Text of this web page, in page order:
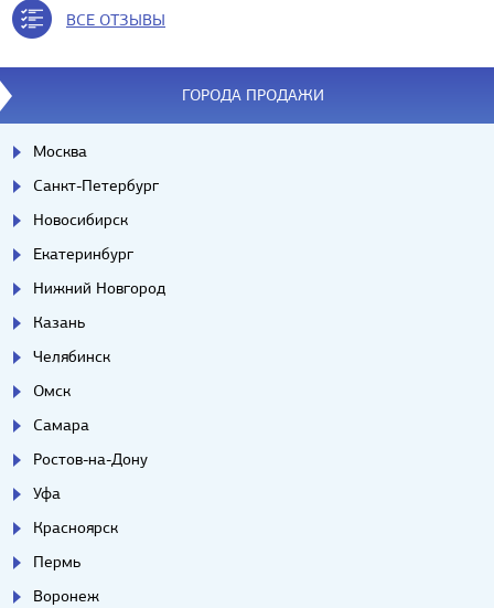
ВСЕ ОТЗЫВЫ
ГОРОДА ПРОДАЖИ
Москва
Санкт-Петербург
Новосибирск
Екатеринбург
Нижний Новгород
Казань
Челябинск
Омск
Самара
Ростов-на-Дону
Уфа
Красноярск
Пермь
Воронеж